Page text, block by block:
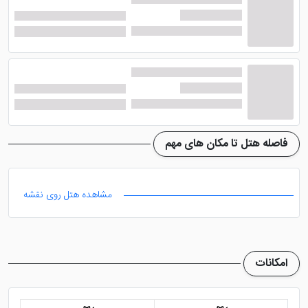
مناطق خرید لوکس استانبول واقع شده است.
امکانات هتل چر استانبول
وقتی با ترانسفر فرودگاهی هتل، وارد شهر استانبول
می‌شوید، مقابل یک ساختمان سفید چند طبقه که درست در
700 متری خیابان استقلال و میدان تکسیم استانبول سر
برآورده، اتومبیلتان ترمز می‌کند. دیدن نمای سفید ساختمان
شما خوشامد می‌گوید. در لابی هتل پرسنل خوش‌برخورد
منتظر شما هستند، اگر زبان ترکی بلد نیستید جایی برای
نگرانی نیست، کارکنان هتل به زبان انگلیسی و عربی مسلط
فاصله هتل تا مکان های مهم
مشاهده هتل روی نقشه
امکانات